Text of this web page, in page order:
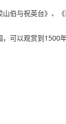
伯与祝英台》、
可以观赏到1500年